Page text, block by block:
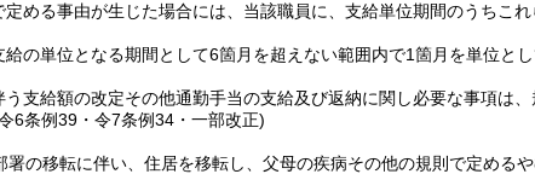
める事由が生じた場合には、当該職員に、支給単位期間のうちこ
の単位となる期間として6箇月を超えない範囲内で1箇月を単位と
支給額の改定その他通勤手当の支給及び返納に関し必要な事項は、
6条例39・令7条例34・一部改正)
の移転に伴い、住居を移転し、父母の疾病その他の規則で定める